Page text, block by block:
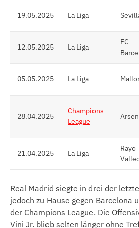
19.05.2025 La Liga
12.05.2025 La Liga
FC
05.05.2025 La Liga
28.04.2025
Champions
League
21.04.2025 La Liga
Rayo
Real Madrid siegte in drei der
jedoch zu Hause gegen Barcelona
der Champions League. Die
Vini Jr. blieb selten länger ohne